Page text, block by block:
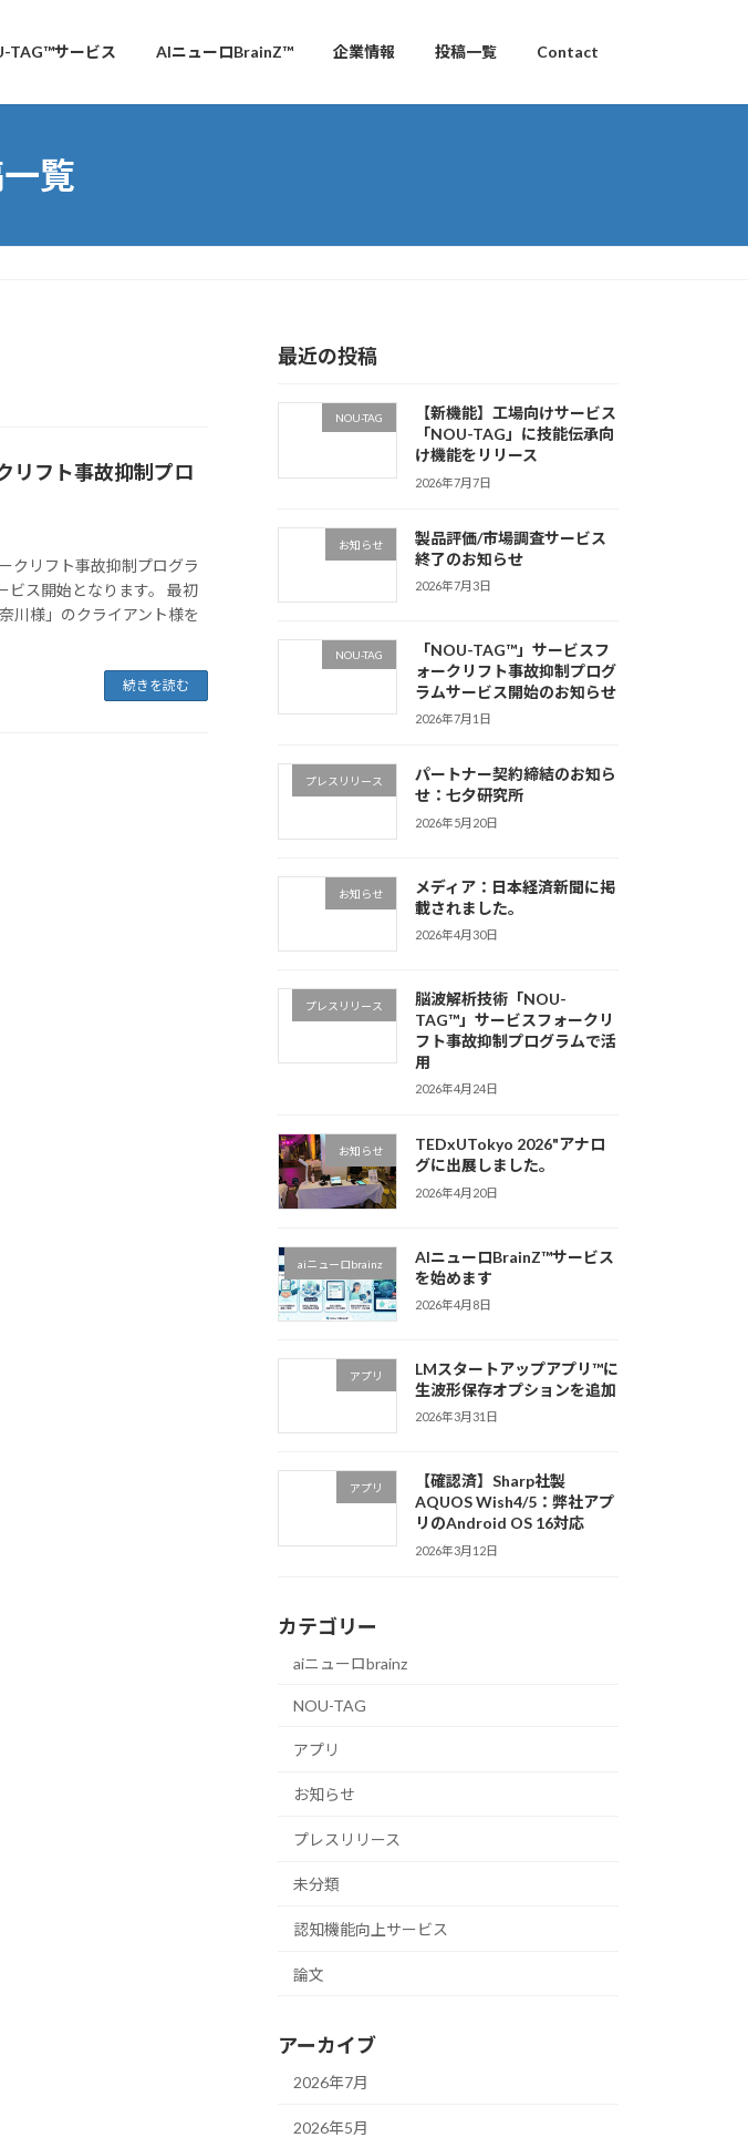
TAG™サービス AIニューロBrainZ™ 企業情報 投稿一覧 Contact
覧
リフト事故抑制プロ
クリフト事故抑制プログラ
ビス開始となります。 最初
川様」のクライアント様を
続きを読む
最近の投稿
NOU-TAG
【新機能】工場向けサービス
「NOU-TAG」に技能伝承向
け機能をリリース
2026年7月7日
お知らせ
製品評価/市場調査サービス
終了のお知らせ
2026年7月3日
NOU-TAG
「NOU-TAG™」サービスフ
ォークリフト事故抑制プログ
ラムサービス開始のお知らせ
2026年7月1日
プレスリリース
パートナー契約締結のお知ら
せ：七夕研究所
2026年5月20日
お知らせ
メディア：日本経済新聞に掲
載されました。
2026年4月30日
プレスリリース
脳波解析技術「NOU-
TAG™」サービスフォークリ
フト事故抑制プログラムで活
用
2026年4月24日
お知らせ
TEDxUTokyo 2026"アナロ
グに出展しました。
2026年4月20日
aiニューロbrainz
AIニューロBrainZ™サービス
を始めます
2026年4月8日
アプリ
LMスタートアップアプリ™に
生波形保存オプションを追加
2026年3月31日
アプリ
【確認済】Sharp社製
AQUOS Wish4/5：弊社アプ
リのAndroid OS 16対応
2026年3月12日
カテゴリー
aiニューロbrainz
NOU-TAG
アプリ
お知らせ
プレスリリース
未分類
認知機能向上サービス
論文
アーカイブ
2026年7月
2026年5月